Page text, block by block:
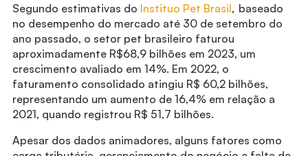
Segundo estimativas do Instituo Pet Brasil, baseado
no desempenho do mercado até 30 de setembro do
ano passado, o setor pet brasileiro faturou
aproximadamente R$68,9 bilhões em 2023, um
crescimento avaliado em 14%. Em 2022, o
faturamento consolidado atingiu R$ 60,2 bilhões,
representando um aumento de 16,4% em relação a
2021, quando registrou R$ 51,7 bilhões.
Apesar dos dados animadores, alguns fatores como